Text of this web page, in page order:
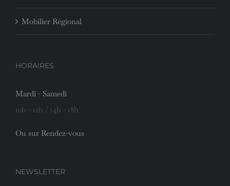
Mobilier Régional
HORAIRES
Mardi - Samedi
10h - 12h / 14h - 18h
Ou sur Rendez-vous
NEWSLETTER